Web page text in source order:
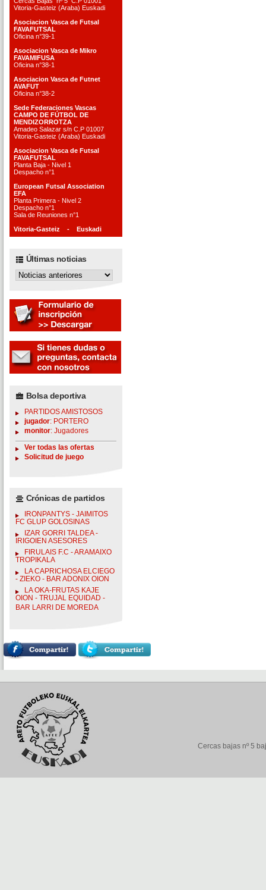
Vitoria-Gasteiz (Araba) Euskadi
Asociacion Vasca de Futsal
FAVAFUTSAL
Oficina n°39-1
Asociacion Vasca de Mikro
FAVAMIFUSA
Oficina n°38-1
Asociacion Vasca de Futnet
AVAFUT
Oficina n°38-2
Sede Federaciones Vascas
CAMPO DE FÚTBOL DE
MENDIZORROTZA
Amadeo Salazar s/n C.P 01007
Vitoria-Gasteiz (Araba) Euskadi
Asociacion Vasca de Futsal
FAVAFUTSAL
Planta Baja - Nivel 1
Despacho n°1
European Futsal Association
EFA
Planta Primera - Nivel 2
Despacho n°1
Sala de Reuniones n°1
Vitoria-Gasteiz - Euskadi
Últimas noticias
Bolsa deportiva
PARTIDOS AMISTOSOS
jugador: PORTERO
monitor: Jugadores
Ver todas las ofertas
Solicitud de juego
Crónicas de partidos
IRONPANTYS - JAIMITOS
FC GLUP GOLOSINAS
IZAR GORRI TALDEA -
IRIGOIEN ASESORES
FIRULAIS F.C - ARAMAIXO
TROPIKALA
LA CAPRICHOSA ELCIEGO
- ZIEKO - BAR ADONIX OION
LA OKA-FRUTAS KAJE
OION - TRUJAL EQUIDAD -
BAR LARRI DE MOREDA
Cercas bajas nº 5